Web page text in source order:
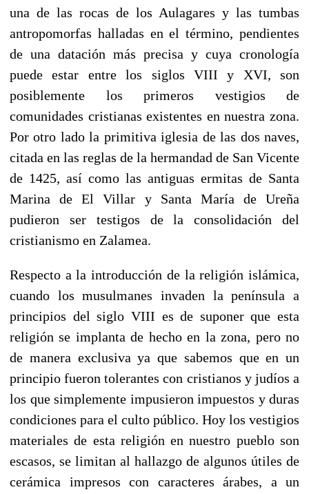
una de las rocas de los Aulagares y las tumbas
antropomorfas halladas en el término, pendientes
de una datación más precisa y cuya cronología
puede estar entre los siglos VIII y XVI, son
posiblemente los primeros vestigios de
comunidades cristianas existentes en nuestra zona.
Por otro lado la primitiva iglesia de las dos naves,
citada en las reglas de la hermandad de San Vicente
de 1425, así como las antiguas ermitas de Santa
Marina de El Villar y Santa María de Ureña
pudieron ser testigos de la consolidación del
cristianismo en Zalamea.
Respecto a la introducción de la religión islámica,
cuando los musulmanes invaden la península a
principios del siglo VIII es de suponer que esta
religión se implanta de hecho en la zona, pero no
de manera exclusiva ya que sabemos que en un
principio fueron tolerantes con cristianos y judíos a
los que simplemente impusieron impuestos y duras
condiciones para el culto público. Hoy los vestigios
materiales de esta religión en nuestro pueblo son
escasos, se limitan al hallazgo de algunos útiles de
cerámica impresos con caracteres árabes, a un